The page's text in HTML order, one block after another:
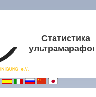
Статистика